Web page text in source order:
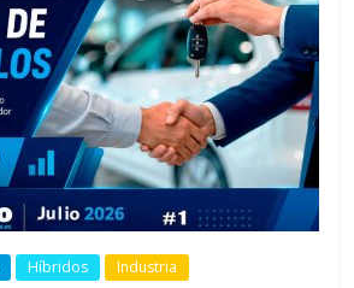
Híbridos Industria